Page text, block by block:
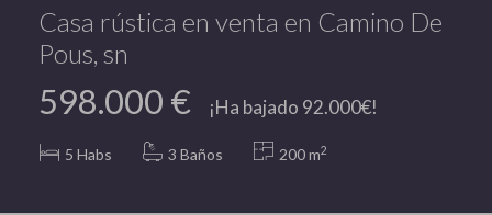
Casa rústica en venta en Camino De
Pous, sn
598.000 € ¡Ha bajado 92.000€!
5 Habs 3 Baños 200 m2